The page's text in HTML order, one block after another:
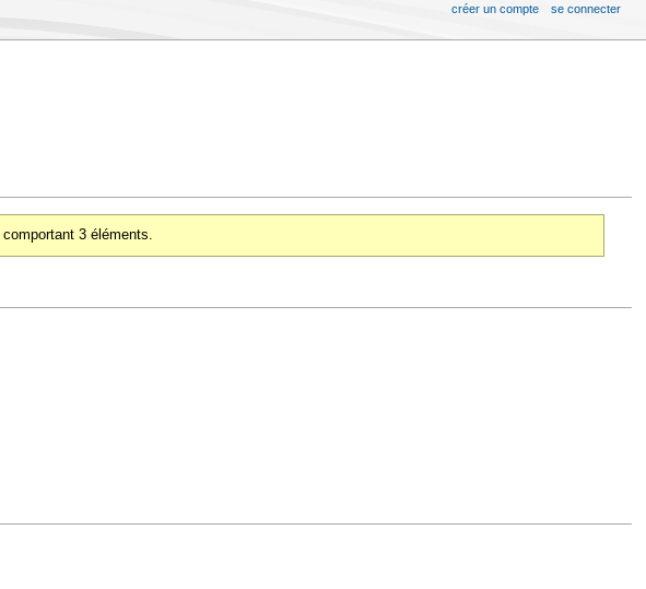
comportant 3 éléments.
créer un compte se connecter